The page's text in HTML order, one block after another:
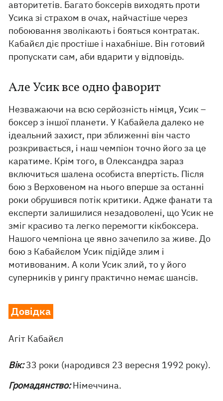
авторитетів. Багато боксерів виходять проти
Усика зі страхом в очах, найчастіше через
побоювання зволікають і бояться контратак.
Кабайєл діє простіше і нахабніше. Він готовий
пропускати сам, аби вдарити у відповідь.
Але Усик все одно фаворит
Незважаючи на всю серйозність німця, Усик –
боксер з іншої планети. У Кабайела далеко не
ідеальний захист, при зближенні він часто
розкривається, і наш чемпіон точно його за це
каратиме. Крім того, в Олександра зараз
включиться шалена особиста впертість. Після
бою з Верховеном на нього вперше за останні
роки обрушився потік критики. Адже фанати та
експерти залишилися незадоволені, що Усик не
зміг красиво та легко перемогти кікбоксера.
Нашого чемпіона це явно зачепило за живе. До
бою з Кабайєлом Усик підійде злим і
мотивованим. А коли Усик злий, то у його
суперників у рингу практично немає шансів.
Довідка
Агіт Кабайєл
Вік:33 роки (народився 23 вересня 1992 року).
Громадянство:Німеччина.